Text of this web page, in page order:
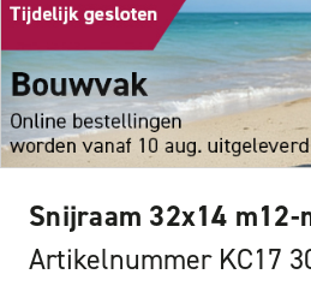
Snijraam 32x14 m12-
Artikelnummer KC17